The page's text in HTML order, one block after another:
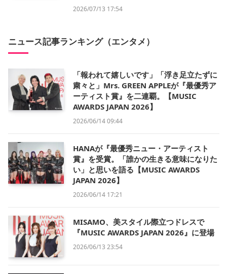
2026/07/13 17:54
ニュース記事ランキング（エンタメ）
「報われて嬉しいです」「浮き足立たずに
粛々と」Mrs. GREEN APPLEが『最優秀ア
ーティスト賞』を二連覇。【MUSIC
AWARDS JAPAN 2026】
2026/06/14 09:44
HANAが『最優秀ニュー・アーティスト
賞』を受賞。「誰かの生きる意味になりた
い」と思いを語る【MUSIC AWARDS
JAPAN 2026】
2026/06/14 17:21
MISAMO、美スタイル際立つドレスで
『MUSIC AWARDS JAPAN 2026』に登場
2026/06/13 23:54